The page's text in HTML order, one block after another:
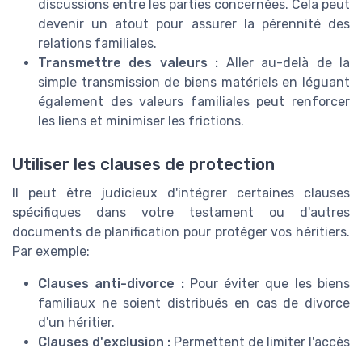
discussions entre les parties concernées. Cela peut
devenir un atout pour assurer la pérennité des
relations familiales.
Transmettre des valeurs : Aller au-delà de la
simple transmission de biens matériels en léguant
également des valeurs familiales peut renforcer
les liens et minimiser les frictions.
Utiliser les clauses de protection
Il peut être judicieux d'intégrer certaines clauses
spécifiques dans votre testament ou d'autres
documents de planification pour protéger vos héritiers.
Par exemple:
Clauses anti-divorce :Pour éviter que les biens
familiaux ne soient distribués en cas de divorce
d'un héritier.
Clauses d'exclusion : Permettent de limiter l'accès